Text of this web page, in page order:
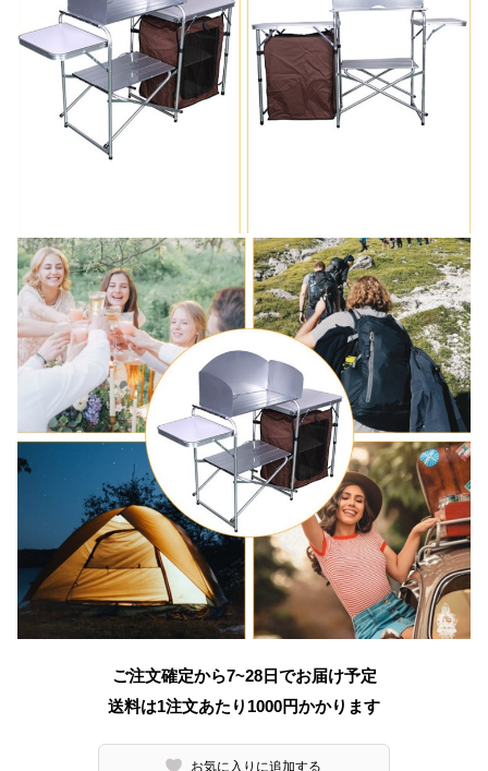
ご注文確定から7~28日でお届け予定
送料は1注文あたり 1000円かかります
お気に入りに追加する